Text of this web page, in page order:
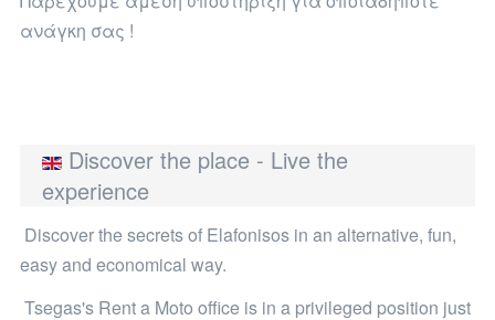
ανάγκη σας !
Discover the place - Live the
experience
Discover the secrets of Elafonisos in an alternative, fun,
easy and economical way.
Tsegas's Rent a Moto office is in a privileged position just